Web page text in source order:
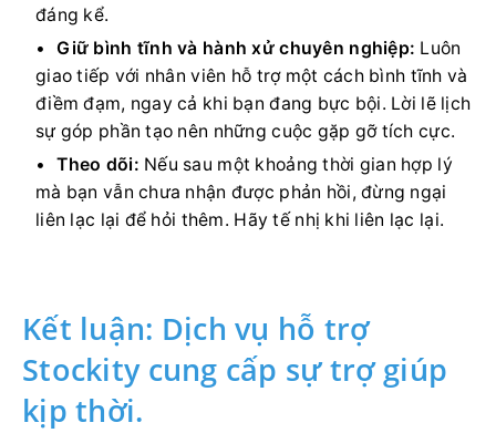
đáng kể.
Giữ bình tĩnh và hành xử chuyên nghiệp: Luôn
giao tiếp với nhân viên hỗ trợ một cách bình tĩnh và
điềm đạm, ngay cả khi bạn đang bực bội. Lời lẽ lịch
sự góp phần tạo nên những cuộc gặp gỡ tích cực.
Theo dõi: Nếu sau một khoảng thời gian hợp lý
mà bạn vẫn chưa nhận được phản hồi, đừng ngại
liên lạc lại để hỏi thêm. Hãy tế nhị khi liên lạc lại.
Kết luận: Dịch vụ hỗ trợ
Stockity cung cấp sự trợ giúp
kịp thời.